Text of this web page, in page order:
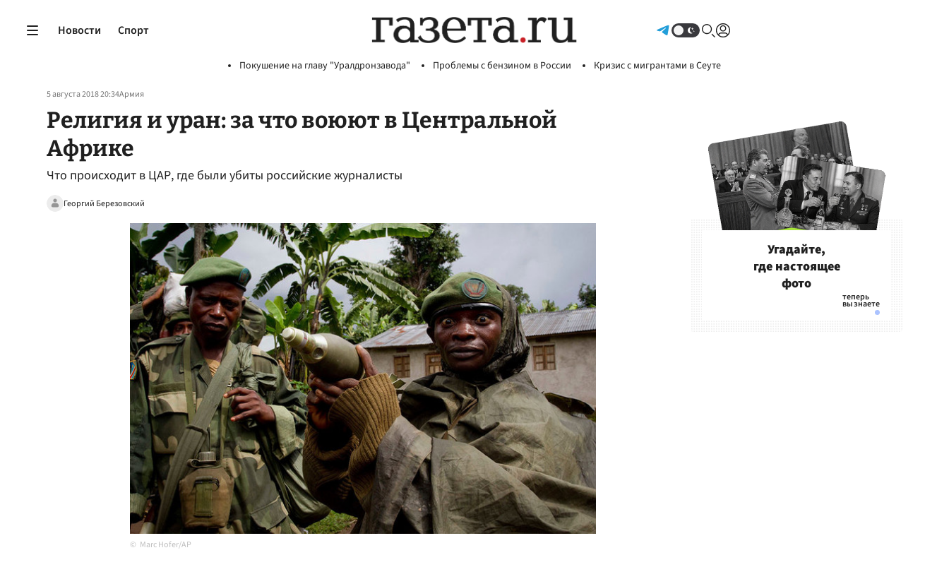
Новости Спорт
Покушение на главу "Уралдронзавода" Проблемы с бензином в России Кризис с мигрантами в Сеуте
5 августа 2018 20:34Армия
Религия и уран: за что воюют в Центральной
Африке
Что происходит в ЦАР, где были убиты российские журналисты
Георгий Березовский
Marc Hofer/AP
Угадайте,
где настоящее
фото